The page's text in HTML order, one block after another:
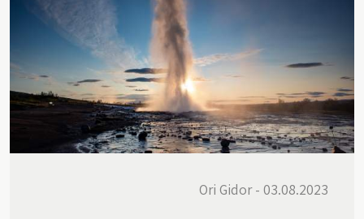
03.08.2023 - Ori Gidor